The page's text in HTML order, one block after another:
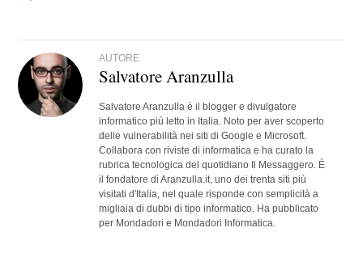
AUTORE
Salvatore Aranzulla
Salvatore Aranzulla è il blogger e divulgatore
informatico più letto in Italia. Noto per aver scoperto
delle vulnerabilità nei siti di Google e Microsoft.
Collabora con riviste di informatica e ha curato la
rubrica tecnologica del quotidiano Il Messaggero. È
il fondatore di Aranzulla.it, uno dei trenta siti più
visitati d'Italia, nel quale risponde con semplicità a
migliaia di dubbi di tipo informatico. Ha pubblicato
per Mondadori e Mondadori Informatica.